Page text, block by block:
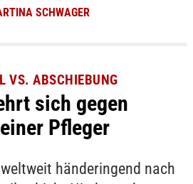
SCHWAGER
VS. ABSCHIEBUNG
sich gegen
Pfleger
händeringend nach